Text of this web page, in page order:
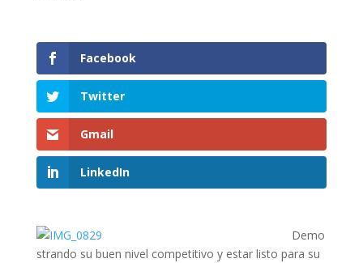
Facebook
Twitter
Gmail
LinkedIn
Demo
strando su buen nivel competitivo y estar listo para su